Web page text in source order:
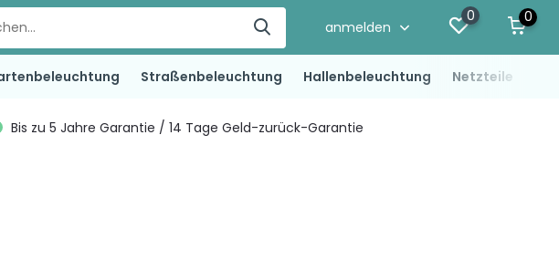
anmelden
0 0
Straßenbeleuchtung Hallenbeleuchtung Netzteile
Bis zu 5 Jahre Garantie / 14 Tage Geld-zurück-Garantie